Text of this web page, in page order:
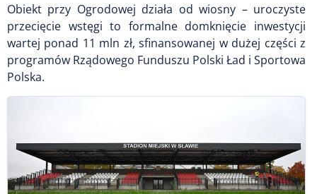
Obiekt przy Ogrodowej działa od wiosny – uroczyste
przecięcie wstęgi to formalne domknięcie inwestycji
wartej ponad 11 mln zł, sfinansowanej w dużej części z
programów Rządowego Funduszu Polski Ład i Sportowa
Polska.